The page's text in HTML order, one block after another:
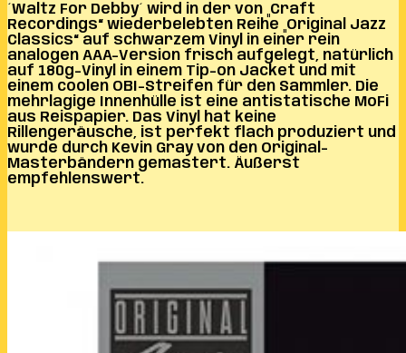
´Waltz For Debby´ wird in der von „Craft
Recordings“ wiederbelebten Reihe „Original Jazz
Classics“ auf schwarzem Vinyl in einer rein
analogen AAA-Version frisch aufgelegt, natürlich
auf 180g-Vinyl in einem Tip-on Jacket und mit
einem coolen OBI-Streifen für den Sammler. Die
mehrlagige Innenhülle ist eine antistatische MoFi
aus Reispapier. Das Vinyl hat keine
Rillengeräusche, ist perfekt flach produziert und
wurde durch Kevin Gray von den Original-
Masterbändern gemastert. Äußerst
empfehlenswert.